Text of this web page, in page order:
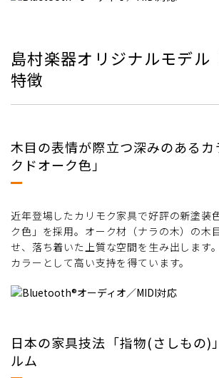
島村楽器オリジナルモデル
特徴
木目の表情が際立つ深みのある
クドオーク色」
近年登場したカリモク家具で好評の新塗装
ク色」を採用。オーク材（ナラの木）の木
せ、落ち着いた上質な空間を生み出します
カラーとして高い支持を得ています。
日本の家具技法「指物(さしもの)
ルム